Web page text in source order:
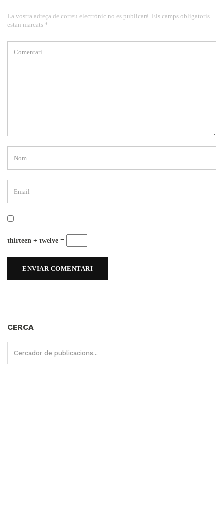
La vostra adreça de correu electrònic no es publicarà. Els camps obligatoris
estan marcats *
thirteen + twelve =
CERCA